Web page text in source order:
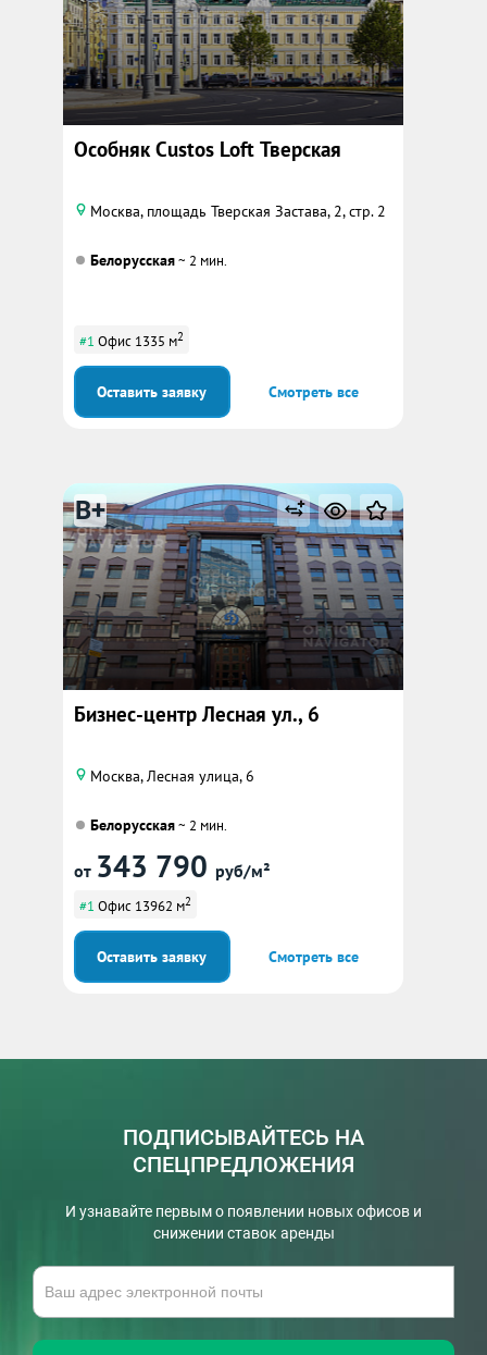
Особняк Custos Loft Тверская
Москва, площадь Тверская Застава, 2, стр. 2
Белорусская~ 2 мин.
#1 Офис 1335 м2
Оставить заявку Смотреть все
B+
Бизнес-центр Лесная ул., 6
Москва, Лесная улица, 6
Белорусская~ 2 мин.
от 343 790 руб/м²
#1 Офис 13962 м2
Оставить заявку Смотреть все
ПОДПИСЫВАЙТЕСЬ НА
СПЕЦПРЕДЛОЖЕНИЯ
И узнавайте первым о появлении новых офисов и
снижении ставок аренды